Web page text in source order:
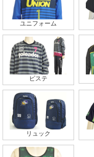
ユニフォーム
ピステ
リュック